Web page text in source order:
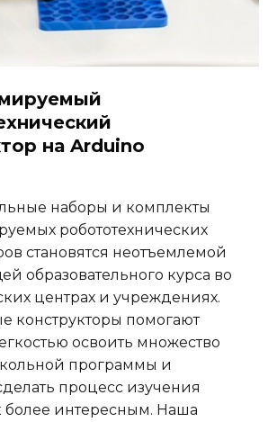
на Arduino
наборы и комплекты
робототехнических
становятся неотъемлемой
образовательного курса во
центрах и учреждениях.
конструкторы помогают
освоить множество
программы и
процесс изучения
более интересным. Наша